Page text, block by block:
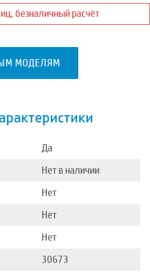
безналичный расчёт
МОДЕЛЯМ
Да
Нет в наличии
Нет
Нет
Нет
30673